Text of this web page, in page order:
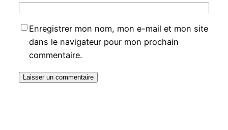
Enregistrer mon nom, mon e-mail et mon site
dans le navigateur pour mon prochain
commentaire.